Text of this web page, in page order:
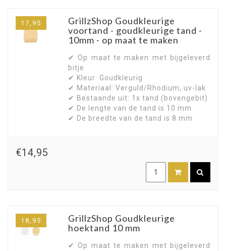
17,95
GrillzShop Goudkleurige
voortand - goudkleurige tand -
10mm - op maat te maken
✔ Op maat te maken met bijgeleverd
bitje
✔ Kleur: Goudkleurig
✔ Materiaal: Verguld/Rhodium, uv-lak
✔ Bestaande uit: 1x tand (bovengebit)
✔ De lengte van de tand is 10 mm
✔ De breedte van de tand is 8 mm
€14,95
18,95
GrillzShop Goudkleurige
hoektand 10 mm
✔ Op maat te maken met bijgeleverd